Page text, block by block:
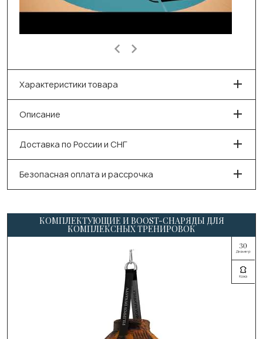
Характеристики товара
Описание
Доставка по России и СНГ
Безопасная оплата и рассрочка
КОМПЛЕКТУЮЩИЕ И BOOST-СНАРЯДЫ ДЛЯ
КОМПЛЕКСНЫХ ТРЕНИРОВОК